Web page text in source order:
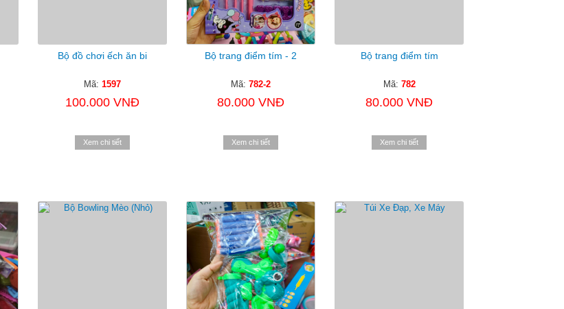
Bộ đồ chơi ếch ăn bi
Mã: 1597
100.000 VNĐ
Xem chi tiết
Bộ trang điểm tím - 2
Mã: 782-2
80.000 VNĐ
Xem chi tiết
Bộ trang điểm tím
Mã: 782
80.000 VNĐ
Xem chi tiết